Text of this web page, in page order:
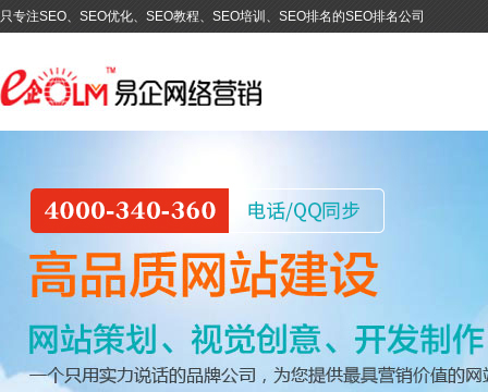
只专注SEO、SEO优化、SEO教程、SEO培训、SEO排名的SEO排名公司